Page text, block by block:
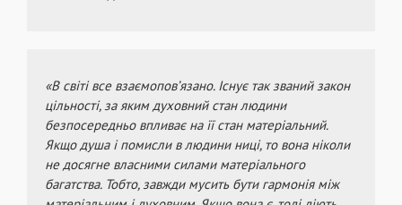
«В світі все взаємопов’язано. Існує так званий закон
цільності, за яким духовний стан людини
безпосередньо впливає на її стан матеріальний.
Якщо душа і помисли в людини ниці, то вона ніколи
не досягне власними силами матеріального
багатства. Тобто, завжди мусить бути гармонія між